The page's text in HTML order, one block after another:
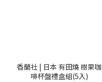
香蘭社 | 日本 有田燒 樹果咖
啡杯盤禮盒組(5入)